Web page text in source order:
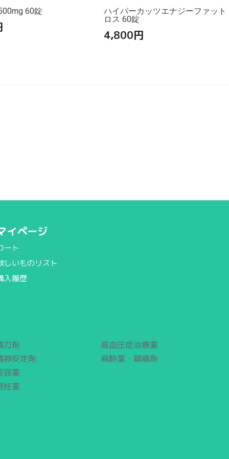
60錠
ハイパーカッツエナジーファット
ロス 60錠
4,800円
イページ
ート
しいものリスト
入履歴
力剤
神安定剤
容薬
妊薬
高血圧症治療薬
麻酔薬・鎮痛剤